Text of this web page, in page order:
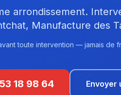
arrondissement.
Manufacture des
toute intervention — jamais de
18 98 64 Envoyer